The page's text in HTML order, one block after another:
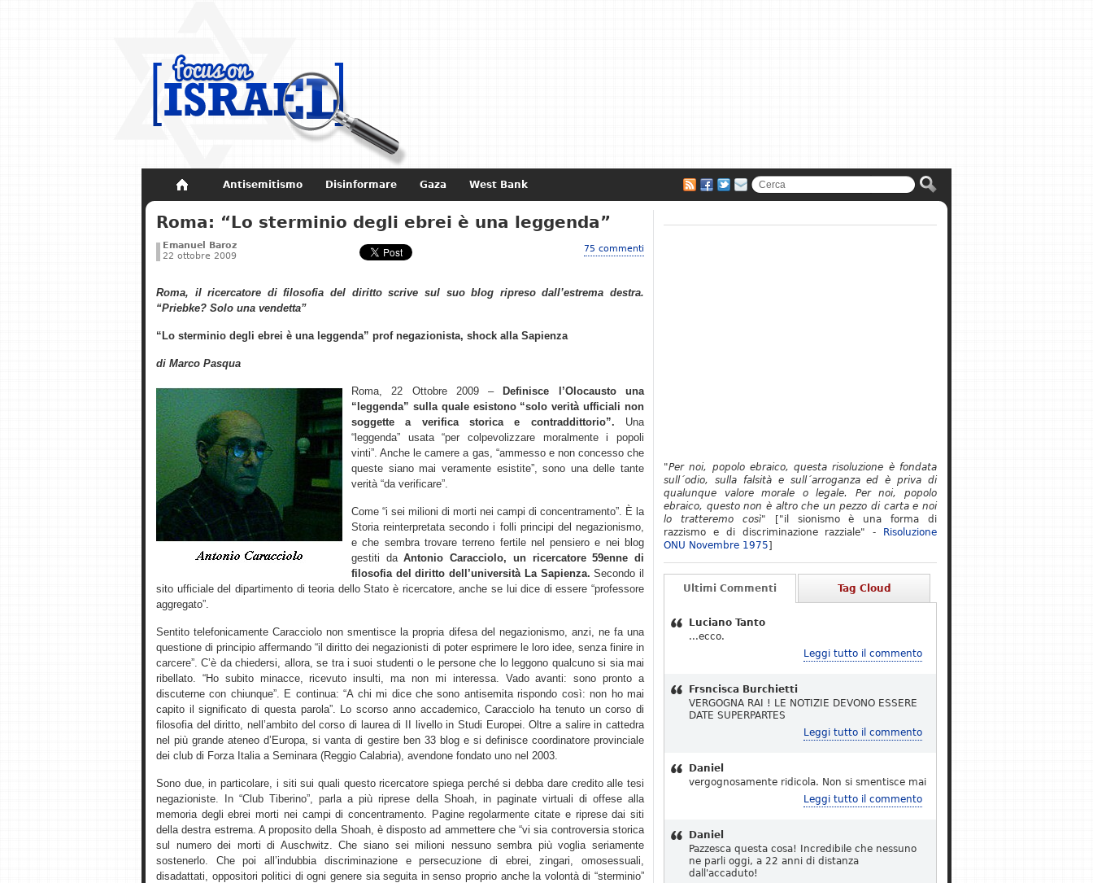
Antisemitismo Disinformare Gaza West Bank
Non dimenticare Storia di Israele
Roma: “Lo sterminio degli ebrei è una leggenda”
Emanuel Baroz
22 ottobre 2009
75 commenti
Roma, il ricercatore di filosofia del diritto scrive sul suo blog ripreso dall’estrema destra.
“Priebke? Solo una vendetta”
“Lo sterminio degli ebrei è una leggenda” prof negazionista, shock alla Sapienza
di Marco Pasqua
Roma, 22 Ottobre 2009 –
Definisce l’Olocausto una
“leggenda” sulla quale esistono “solo verità ufficiali non
soggette a verifica storica e contraddittorio”. Una
“leggenda” usata “per colpevolizzare moralmente i popoli
vinti”. Anche le camere a gas, “ammesso e non concesso che
queste siano mai veramente esistite”, sono una delle tante
verità “da verificare”.
Come “i sei milioni di morti nei campi di concentramento”. È la
Storia reinterpretata secondo i folli principi del negazionismo,
e che sembra trovare terreno fertile nel pensiero e nei blog
gestiti daAntonio Caracciolo, un ricercatore 59enne di
filosofia del diritto dell’università La Sapienza. Secondo il
sito ufficiale del dipartimento di teoria dello Stato è ricercatore, anche se lui dice di essere “professore
aggregato”.
Sentito telefonicamente Caracciolo non smentisce la propria difesa del negazionismo, anzi, ne fa una
questione di principio affermando “il diritto dei negazionisti di poter esprimere le loro idee, senza finire in
carcere”. C’è da chiedersi, allora, se tra i suoi studenti o le persone che lo leggono qualcuno si sia mai
ribellato. “Ho subito minacce, ricevuto insulti, ma non mi interessa. Vado avanti: sono pronto a
discuterne con chiunque”. E continua: “A chi mi dice che sono antisemita rispondo così: non ho mai
capito il significato di questa parola”. Lo scorso anno accademico, Caracciolo ha tenuto un corso di
filosofia del diritto, nell’ambito del corso di laurea di II livello in Studi Europei. Oltre a salire in cattedra
nel più grande ateneo d’Europa, si vanta di gestire ben 33 blog e si definisce coordinatore provinciale
dei club di Forza Italia a Seminara (Reggio Calabria), avendone fondato uno nel 2003.
Sono due, in particolare, i siti sui quali questo ricercatore spiega perché si debba dare credito alle tesi
negazioniste. In “Club Tiberino”, parla a più riprese della Shoah, in paginate virtuali di offese alla
memoria degli ebrei morti nei campi di concentramento. Pagine regolarmente citate e riprese dai siti
della destra estrema. A proposito della Shoah, è disposto ad ammettere che “vi sia controversia storica
sul numero dei morti di Auschwitz. Che siano sei milioni nessuno sembra più voglia seriamente
sostenerlo. Che poi all’indubbia discriminazione e persecuzione di ebrei, zingari, omosessuali,
disadattati, oppositori politici di ogni genere sia seguita in senso proprio anche la volontà di “sterminio”
"Per noi, popolo ebraico, questa risoluzione è fondata
sull´odio, sulla falsità e sull´arroganza ed è priva di
qualunque valore morale o legale. Per noi, popolo
ebraico, questo non è altro che un pezzo di carta e noi
lo tratteremo così" ["il sionismo è una forma di
razzismo e di discriminazione razziale" -
Risoluzione
ONU Novembre 1975]
Ultimi Commenti Tag Cloud
Luciano Tanto
...ecco.
Leggi tutto il commento
Frsncisca Burchietti
VERGOGNA RAI ! LE NOTIZIE DEVONO ESSERE
DATE SUPERPARTES
Leggi tutto il commento
Daniel
vergognosamente ridicola. Non si smentisce mai
Leggi tutto il commento
Daniel
Pazzesca questa cosa! Incredibile che nessuno
ne parli oggi, a 22 anni di distanza
dall'accaduto!